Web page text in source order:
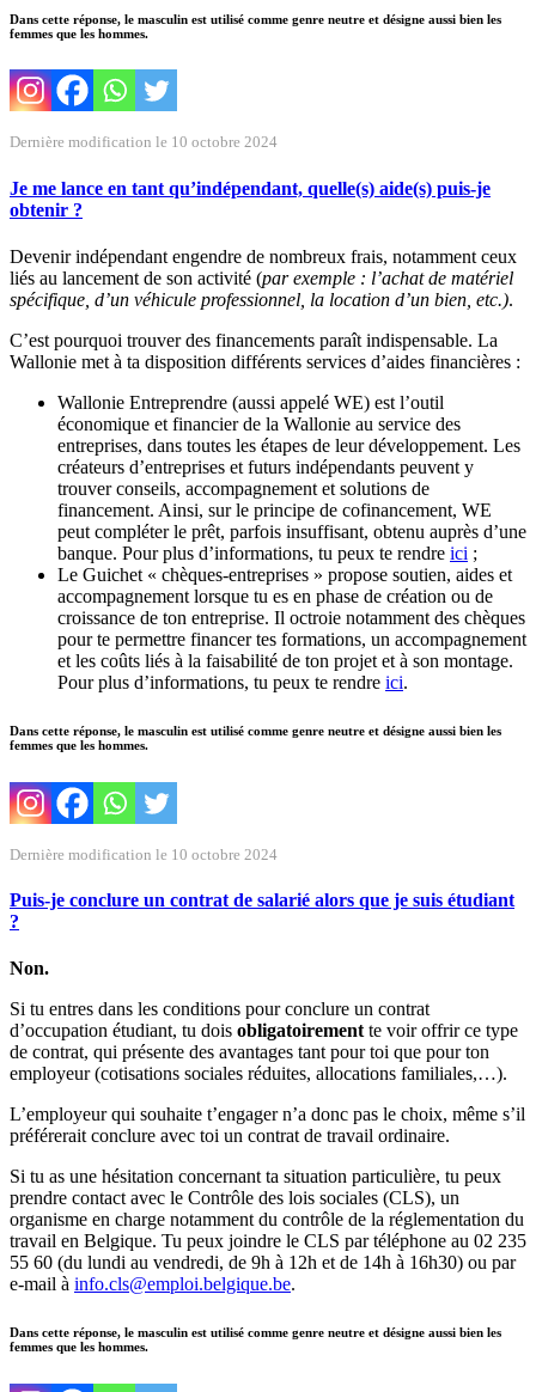
Dans cette réponse, le masculin est utilisé comme genre neutre et désigne aussi bien les
femmes que les hommes.
Dernière modification le 10 octobre 2024
Je me lance en tant qu’indépendant, quelle(s) aide(s) puis-je
obtenir ?
Devenir indépendant engendre de nombreux frais, notamment ceux
liés au lancement de son activité (par exemple : l’achat de matériel
spécifique, d’un véhicule professionnel, la location d’un bien, etc.).
C’est pourquoi trouver des financements paraît indispensable. La
Wallonie met à ta disposition différents services d’aides financières :
Wallonie Entreprendre (aussi appelé WE) est l’outil
économique et financier de la Wallonie au service des
entreprises, dans toutes les étapes de leur développement. Les
créateurs d’entreprises et futurs indépendants peuvent y
trouver conseils, accompagnement et solutions de
financement. Ainsi, sur le principe de cofinancement, WE
peut compléter le prêt, parfois insuffisant, obtenu auprès d’une
banque. Pour plus d’informations, tu peux te rendre ici ;
Le Guichet « chèques-entreprises » propose soutien, aides et
accompagnement lorsque tu es en phase de création ou de
croissance de ton entreprise. Il octroie notamment des chèques
pour te permettre financer tes formations, un accompagnement
et les coûts liés à la faisabilité de ton projet et à son montage.
Pour plus d’informations, tu peux te rendre ici.
Dans cette réponse, le masculin est utilisé comme genre neutre et désigne aussi bien les
femmes que les hommes.
Dernière modification le 10 octobre 2024
Puis-je conclure un contrat de salarié alors que je suis étudiant
?
Non.
Si tu entres dans les conditions pour conclure un contrat
d’occupation étudiant, tu dois obligatoirementte voir offrir ce type
de contrat, qui présente des avantages tant pour toi que pour ton
employeur (cotisations sociales réduites, allocations familiales,…).
L’employeur qui souhaite t’engager n’a donc pas le choix, même s’il
préférerait conclure avec toi un contrat de travail ordinaire.
Si tu as une hésitation concernant ta situation particulière, tu peux
prendre contact avec le Contrôle des lois sociales (CLS), un
organisme en charge notamment du contrôle de la réglementation du
travail en Belgique. Tu peux joindre le CLS par téléphone au 02 235
55 60 (du lundi au vendredi, de 9h à 12h et de 14h à 16h30) ou par
e-mail à info.cls@emploi.belgique.be.
Dans cette réponse, le masculin est utilisé comme genre neutre et désigne aussi bien les
femmes que les hommes.